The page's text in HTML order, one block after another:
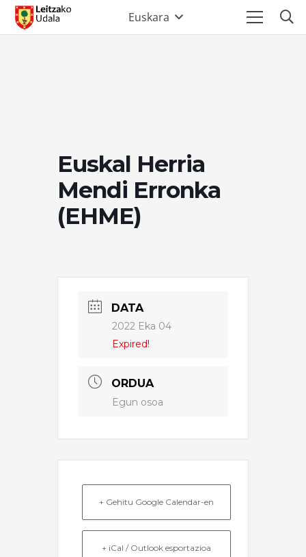
Euskara
Euskal Herria
Mendi Erronka
(EHME)
DATA
2022 Eka 04
Expired!
ORDUA
Egun osoa
+ Gehitu Google Calendar-en
+ iCal / Outlook esportazioa